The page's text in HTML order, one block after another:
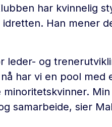
har kvinnelig
Han mener
leder- og
har vi en pool med
samarbeide, sier